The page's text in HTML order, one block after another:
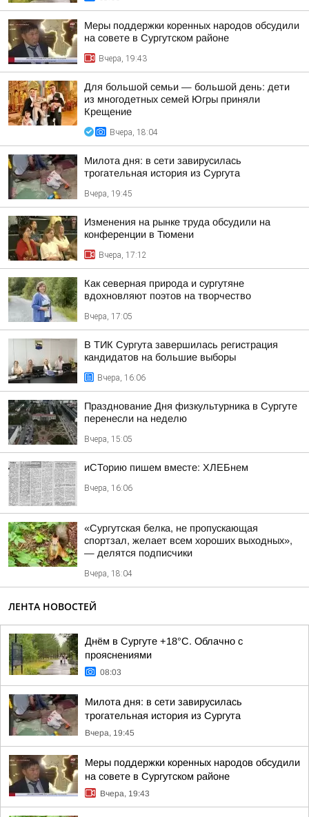
Меры поддержки коренных народов обсудили
на совете в Сургутском районе
Вчера, 19:43
Для большой семьи — большой день: дети
из многодетных семей Югры приняли
Крещение
Вчера, 18:04
Милота дня: в сети завирусилась
трогательная история из Сургута
Вчера, 19:45
Изменения на рынке труда обсудили на
конференции в Тюмени
Вчера, 17:12
Как северная природа и сургутяне
вдохновляют поэтов на творчество
Вчера, 17:05
В ТИК Сургута завершилась регистрация
кандидатов на большие выборы
Вчера, 16:06
Празднование Дня физкультурника в Сургуте
перенесли на неделю
Вчера, 15:05
иСТорию пишем вместе: ХЛЕБнем
Вчера, 16:06
«Сургутская белка, не пропускающая
спортзал, желает всем хороших выходных»,
— делятся подписчики
Вчера, 18:04
ЛЕНТА НОВОСТЕЙ
Днём в Сургуте +18°С. Облачно с
прояснениями
08:03
Милота дня: в сети завирусилась
трогательная история из Сургута
Вчера, 19:45
Меры поддержки коренных народов обсудили
на совете в Сургутском районе
Вчера, 19:43